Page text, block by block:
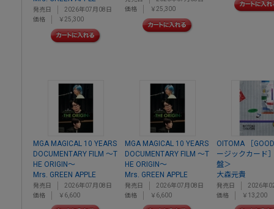
発売日
2026年07月08日
価格
￥25,300
価格
￥25,300
MGA MAGICAL 10 YEARS
DOCUMENTARY FILM ～T
HE ORIGIN～
Mrs. GREEN APPLE
発売日
2026年07月08日
価格
￥6,600
MGA MAGICAL 10 YEARS
DOCUMENTARY FILM ～T
HE ORIGIN～
Mrs. GREEN APPLE
発売日
2026年07月08日
価格
￥6,600
OITOMA ［
ージックカード
盤＞
大森元貴
発売日
2026年
価格
￥13,200